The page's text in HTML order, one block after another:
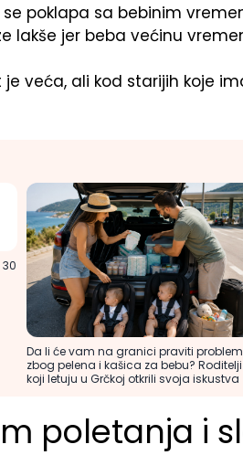
poklapa sa bebinim
lakše jer beba većinu
veća, ali kod starijih koje
Da li će vam na granici praviti problem
zbog pelena i kašica za bebu? Roditelji
koji letuju u Grčkoj otkrili svoja iskustva
poletanja i